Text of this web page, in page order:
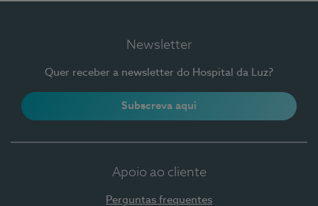
Newsletter
Quer receber a newsletter do Hospital da Luz?
Subscreva aqui
Apoio ao cliente
Perguntas frequentes